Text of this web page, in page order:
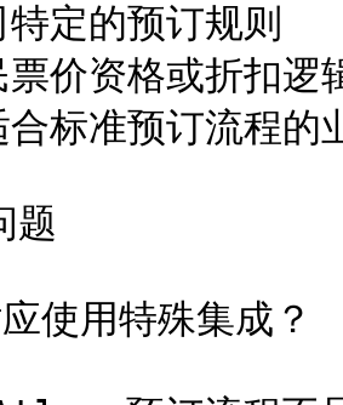
定的预订规则
价资格或折扣逻
标准预订流程的
题
使用特殊集成？